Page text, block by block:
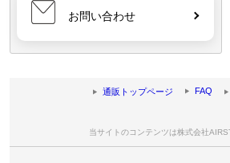
お問い合わせ
通販トップページ FAQ
当サイトのコンテンツは株式会社